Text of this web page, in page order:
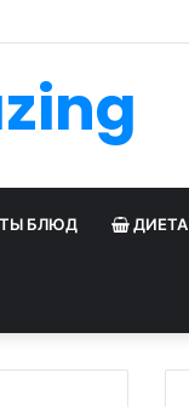
БЛЮД ДИЕТА